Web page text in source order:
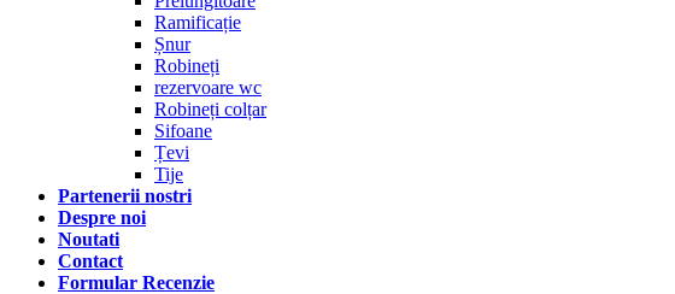
Ramificație
Șnur
Robineți
rezervoare wc
Robineți colțar
Sifoane
Țevi
Tije
Partenerii nostri
Despre noi
Noutati
Contact
Formular Recenzie